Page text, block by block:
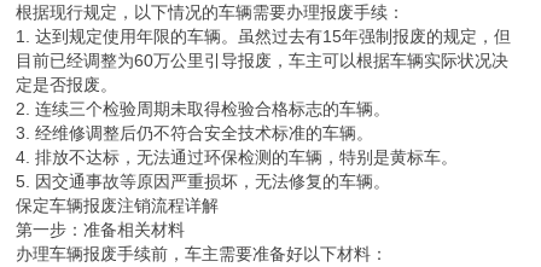
根据现行规定，以下情况的车辆需要办理报废手续：
1. 达到规定使用年限的车辆。虽然过去有15年强制报废的规定，但
目前已经调整为60万公里引导报废，车主可以根据车辆实际状况决
定是否报废。
2. 连续三个检验周期未取得检验合格标志的车辆。
3. 经维修调整后仍不符合安全技术标准的车辆。
4. 排放不达标，无法通过环保检测的车辆，特别是黄标车。
5. 因交通事故等原因严重损坏，无法修复的车辆。
保定车辆报废注销流程详解
第一步：准备相关材料
办理车辆报废手续前，车主需要准备好以下材料：